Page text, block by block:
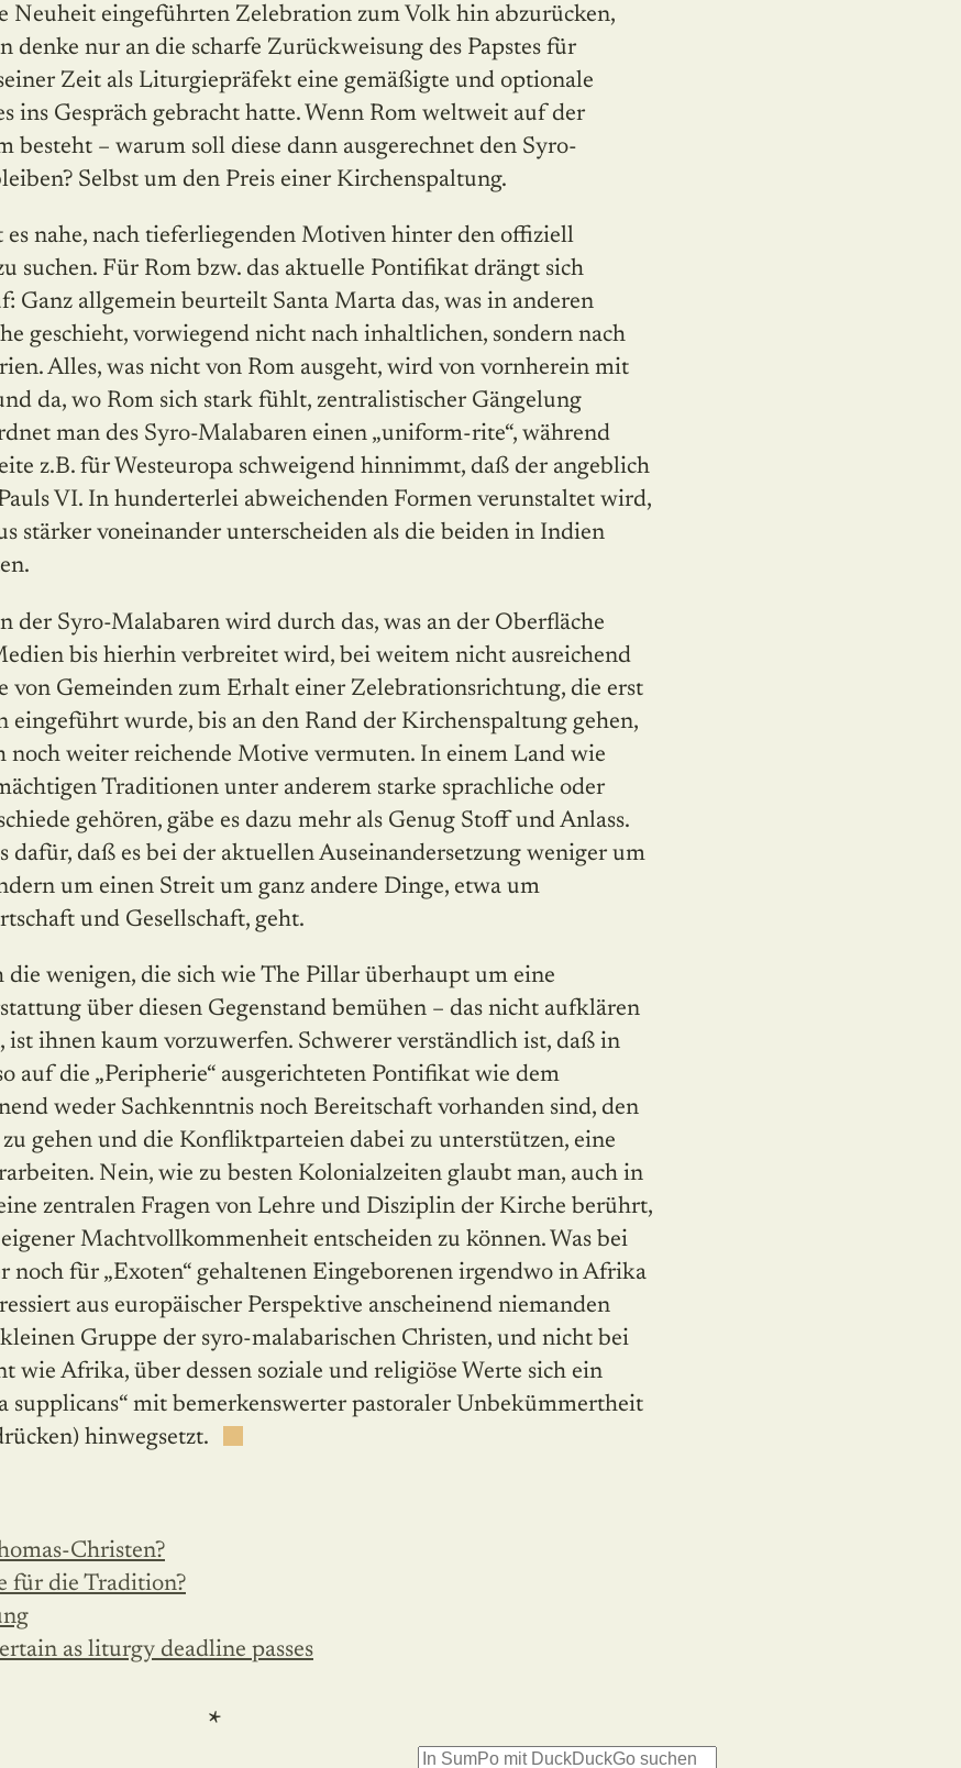
Neuheit eingeführten Zelebration zum Volk hin abzurücken,
nur an die scharfe Zurückweisung des Papstes für
Zeit als Liturgiepräfekt eine gemäßigte und optionale
ins Gespräch gebracht hatte. Wenn Rom weltweit auf der
besteht – warum soll diese dann ausgerechnet den Syro-
Selbst um den Preis einer Kirchenspaltung.
nahe, nach tieferliegenden Motiven hinter den offiziell
suchen. Für Rom bzw. das aktuelle Pontifikat drängt sich
Ganz allgemein beurteilt Santa Marta das, was in anderen
geschieht, vorwiegend nicht nach inhaltlichen, sondern nach
Alles, was nicht von Rom ausgeht, wird von vornherein mit
da, wo Rom sich stark fühlt, zentralistischer Gängelung
man des Syro-Malabaren einen „uniform-rite“, während
z.B. für Westeuropa schweigend hinnimmt, daß der angeblich
VI. In hunderterlei abweichenden Formen verunstaltet wird,
stärker voneinander unterscheiden als die beiden in Indien
der Syro-Malabaren wird durch das, was an der Oberfläche
bis hierhin verbreitet wird, bei weitem nicht ausreichend
von Gemeinden zum Erhalt einer Zelebrationsrichtung, die erst
eingeführt wurde, bis an den Rand der Kirchenspaltung gehen,
noch weiter reichende Motive vermuten. In einem Land wie
Traditionen unter anderem starke sprachliche oder
gehören, gäbe es dazu mehr als Genug Stoff und Anlass.
dafür, daß es bei der aktuellen Auseinandersetzung weniger um
um einen Streit um ganz andere Dinge, etwa um
und Gesellschaft, geht.
die wenigen, die sich wie The Pillar überhaupt um eine
über diesen Gegenstand bemühen – das nicht aufklären
ihnen kaum vorzuwerfen. Schwerer verständlich ist, daß in
auf die „Peripherie“ ausgerichteten Pontifikat wie dem
weder Sachkenntnis noch Bereitschaft vorhanden sind, den
gehen und die Konfliktparteien dabei zu unterstützen, eine
Nein, wie zu besten Kolonialzeiten glaubt man, auch in
zentralen Fragen von Lehre und Disziplin der Kirche berührt,
Machtvollkommenheit entscheiden zu können. Was bei
noch für „Exoten“ gehaltenen Eingeborenen irgendwo in Afrika
aus europäischer Perspektive anscheinend niemanden
Gruppe der syro-malabarischen Christen, und nicht bei
wie Afrika, über dessen soziale und religiöse Werte sich ein
supplicans“ mit bemerkenswerter pastoraler Unbekümmertheit
hinwegsetzt.
Christen?
für die Tradition?
as liturgy deadline passes
*